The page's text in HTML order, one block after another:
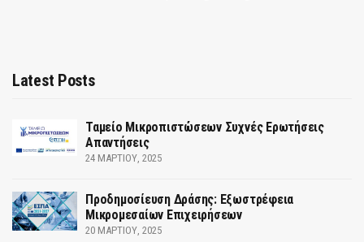
Latest Posts
Ταμείο Μικροπιστώσεων Συχνές Ερωτήσεις
Απαντήσεις
24 ΜΑΡΤΊΟΥ, 2025
Προδημοσίευση Δράσης: Εξωστρέφεια
Μικρομεσαίων Επιχειρήσεων
20 ΜΑΡΤΊΟΥ, 2025